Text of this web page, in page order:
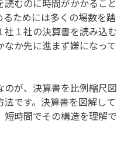
むのに時間がかかること
ためには多くの場数を踏
１社の決算書を読み込む
か先に進まず嫌になって
のが、決算書を比例縮尺図
です。決算書を図解して
時間でその構造を理解で